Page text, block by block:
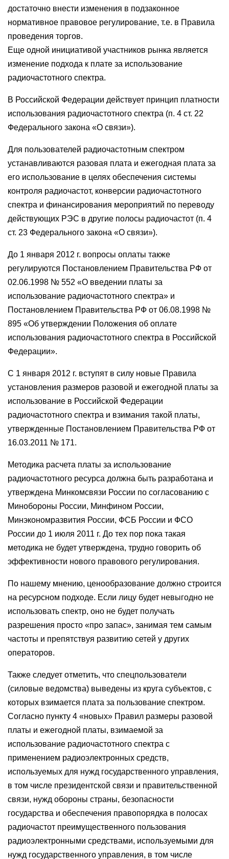
достаточно внести изменения в подзаконное
нормативное правовое регулирование, т.е. в Правила
проведения торгов.
Еще одной инициативой участников рынка является
изменение подхода к плате за использование
радиочастотного спектра.
В Российской Федерации действует принцип платности
использования радиочастотного спектра (п. 4 ст. 22
Федерального закона «О связи»).
Для пользователей радиочастотным спектром
устанавливаются разовая плата и ежегодная плата за
его использование в целях обеспечения системы
контроля радиочастот, конверсии радиочастотного
спектра и финансирования мероприятий по переводу
действующих РЭС в другие полосы радиочастот (п. 4
ст. 23 Федерального закона «О связи»).
До 1 января 2012 г. вопросы оплаты также
регулируются Постановлением Правительства РФ от
02.06.1998 № 552 «О введении платы за
использование радиочастотного спектра» и
Постановлением Правительства РФ от 06.08.1998 №
895 «Об утверждении Положения об оплате
использования радиочастотного спектра в Российской
Федерации».
С 1 января 2012 г. вступят в силу новые Правила
установления размеров разовой и ежегодной платы за
использование в Российской Федерации
радиочастотного спектра и взимания такой платы,
утвержденные Постановлением Правительства РФ от
16.03.2011 № 171.
Методика расчета платы за использование
радиочастотного ресурса должна быть разработана и
утверждена Минкомсвязи России по согласованию с
Минобороны России, Минфином России,
Минэкономразвития России, ФСБ России и ФСО
России до 1 июля 2011 г. До тех пор пока такая
методика не будет утверждена, трудно говорить об
эффективности нового правового регулирования.
По нашему мнению, ценообразование должно строится
на ресурсном подходе. Если лицу будет невыгодно не
использовать спектр, оно не будет получать
разрешения просто «про запас», занимая тем самым
частоты и препятствуя развитию сетей у других
операторов.
Также следует отметить, что спецпользователи
(силовые ведомства) выведены из круга субъектов, с
которых взимается плата за пользование спектром.
Согласно пункту 4 «новых» Правил размеры разовой
платы и ежегодной платы, взимаемой за
использование радиочастотного спектра с
применением радиоэлектронных средств,
используемых для нужд государственного управления,
в том числе президентской связи и правительственной
связи, нужд обороны страны, безопасности
государства и обеспечения правопорядка в полосах
радиочастот преимущественного пользования
радиоэлектронными средствами, используемыми для
нужд государственного управления, в том числе